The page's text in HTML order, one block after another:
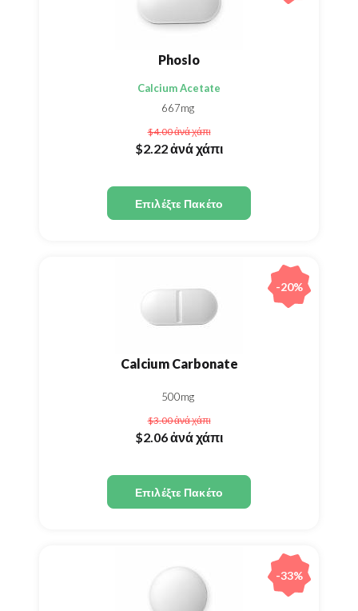
Phoslo
Calcium Acetate
667mg
$4.00ἀνά χάπι
$2.22ἀνά χάπι
Επιλέξτε Πακέτο
Calcium Carbonate
500mg
$3.00ἀνά χάπι
$2.06ἀνά χάπι
Επιλέξτε Πακέτο
-20%
-33%